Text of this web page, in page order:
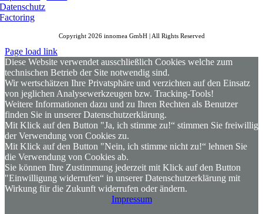
Datenschutz
Factoring
Copyright 2026 innomea GmbH | All Rights Reserved
Page load link
Diese Website verwendet ausschließlich Cookies welche zum
technischen Betrieb der Site notwendig sind.
Wir wertschätzen Ihre Privatsphäre und verzichten auf den Einsatz
von jeglichen Analysewerkzeugen bzw. Tracking-Tools!
Weitere Informationen dazu und zu Ihren Rechten als Benutzer
finden Sie in unserer Datenschutzerklärung.
Mit Klick auf den Button "Ja, ich stimme zu!“ stimmen Sie freiwillig
der Verwendung von Cookies zu.
Mit Klick auf den Button "Nein, ich stimme nicht zu!“ lehnen Sie
die Verwendung von Cookies ab.
Sie können Ihre Zustimmung jederzeit mit Klick auf den Button
"Einwilligung widerrufen“ in unserer Datenschutzerklärung mit
Wirkung für die Zukunft widerrufen oder ändern.
Impressum